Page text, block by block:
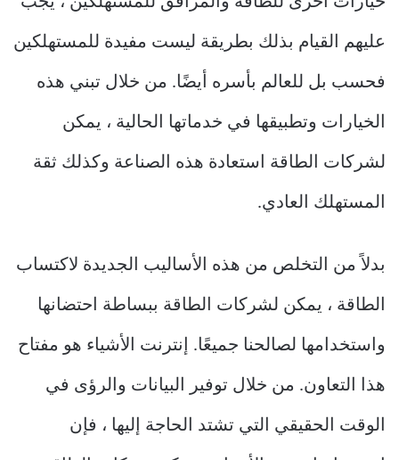
عليهم القيام بذلك بطريقة ليست مفيدة للمستهلكين
فحسب بل للعالم بأسره أيضًا. من خلال تبني هذه
الخيارات وتطبيقها في خدماتها الحالية ، يمكن
لشركات الطاقة استعادة هذه الصناعة وكذلك ثقة
المستهلك العادي.
بدلاً من التخلص من هذه الأساليب الجديدة لاكتساب
الطاقة ، يمكن لشركات الطاقة ببساطة احتضانها
واستخدامها لصالحنا جميعًا. إنترنت الأشياء هو مفتاح
هذا التعاون. من خلال توفير البيانات والرؤى في
الوقت الحقيقي التي تشتد الحاجة إليها ، فإن